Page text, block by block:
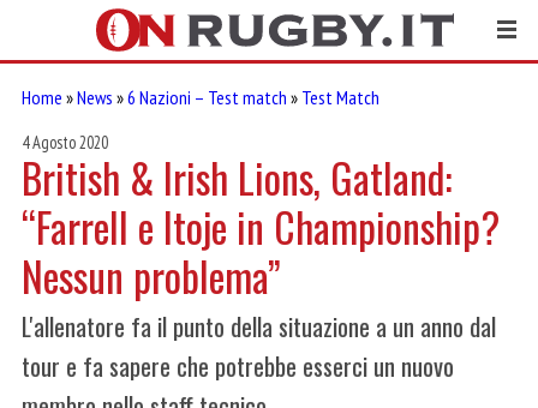
Home »News »6 Nazioni – Test match » Test Match
4 Agosto 2020
British & Irish Lions, Gatland:
“Farrell e Itoje in Championship?
Nessun problema”
L'allenatore fa il punto della situazione a un anno dal
tour e fa sapere che potrebbe esserci un nuovo